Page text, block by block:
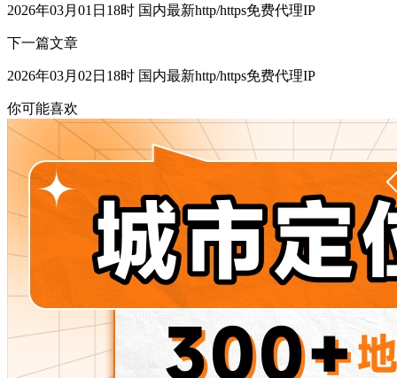
2026年03月01日18时 国内最新http/https免费代理IP
下一篇文章
2026年03月02日18时 国内最新http/https免费代理IP
你可能喜欢